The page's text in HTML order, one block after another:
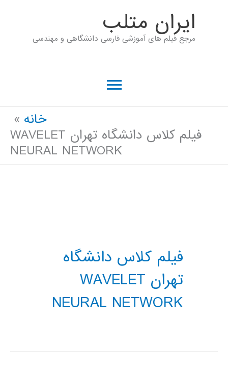
ايران متلب
مرجع فیلم های آموزشی فارسی دانشگاهی و مهندسی
فهرست
خانه
فیلم کلاس دانشگاه تهران WAVELET
NEURAL NETWORK
فیلم کلاس دانشگاه
تهران WAVELET
NEURAL NETWORK